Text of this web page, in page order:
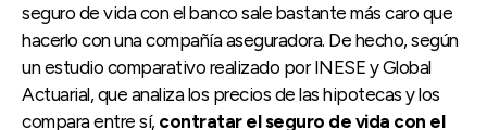
seguro de vida con el banco sale bastante más caro que
hacerlo con una compañía aseguradora. De hecho, según
un estudio comparativo realizado por INESE y Global
Actuarial, que analiza los precios de las hipotecas y los
compara entre sí, contratar el seguro de vida con el